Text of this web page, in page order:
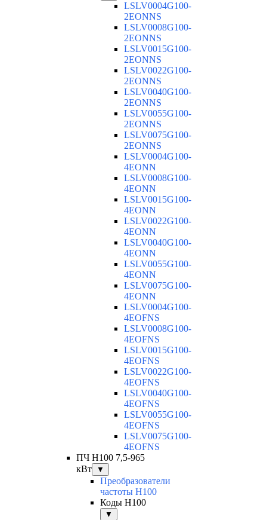
LSLV0004G100-
2EONNS
LSLV0008G100-
2EONNS
LSLV0015G100-
2EONNS
LSLV0022G100-
2EONNS
LSLV0040G100-
2EONNS
LSLV0055G100-
2EONNS
LSLV0075G100-
2EONNS
LSLV0004G100-
4EONN
LSLV0008G100-
4EONN
LSLV0015G100-
4EONN
LSLV0022G100-
4EONN
LSLV0040G100-
4EONN
LSLV0055G100-
4EONN
LSLV0075G100-
4EONN
LSLV0004G100-
4EOFNS
LSLV0008G100-
4EOFNS
LSLV0015G100-
4EOFNS
LSLV0022G100-
4EOFNS
LSLV0040G100-
4EOFNS
LSLV0055G100-
4EOFNS
LSLV0075G100-
4EOFNS
ПЧ H100 7,5-965
кВт
▼
Преобразователи
частоты H100
Коды H100
▼